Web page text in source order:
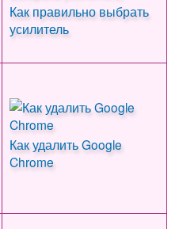
Как правильно выбрать
усилитель
Как удалить Google
Chrome